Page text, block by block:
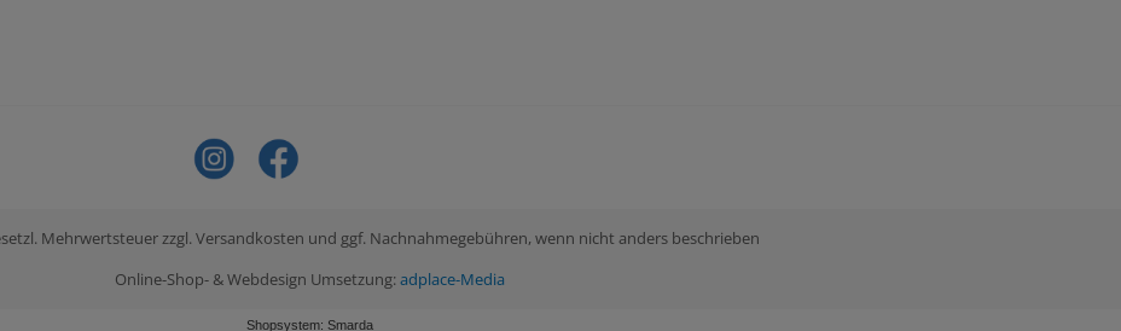
Mehrwertsteuer zzgl. Versandkosten und ggf. Nachnahmegebühren, wenn nicht anders beschrieben
Online-Shop- & Webdesign Umsetzung:adplace-Media
Shopsystem: Smarda